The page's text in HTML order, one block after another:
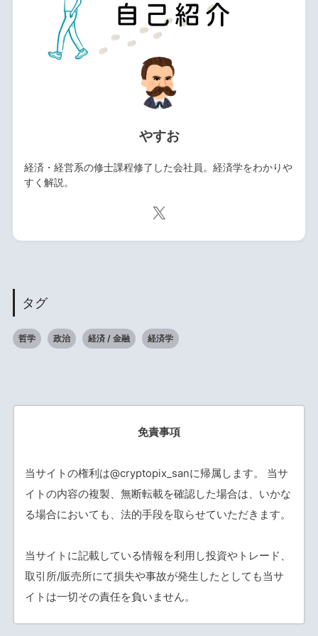
やすお
経済・経営系の修士課程修了した会社員。経済学をわかりや
すく解説。
タグ
哲学 政治 経済 / 金融 経済学
免責事項
当サイトの権利は@cryptopix_sanに帰属します。 当サ
イトの内容の複製、無断転載を確認した場合は、いかな
る場合においても、法的手段を取らせていただきます。
当サイトに記載している情報を利用し投資やトレード、
取引所/販売所にて損失や事故が発生したとしても当サ
イトは一切その責任を負いません。